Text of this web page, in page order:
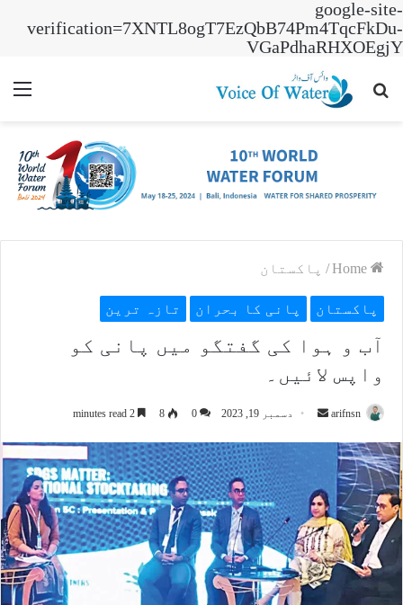
google-site-
verification=7XNTL8ogT7EzQbB74Pm4TqcFkDu-
VGaPdhaRHXOEgjY
Search
/ پاکستان
پاکستان پانی کا بحران تازہ ترین
آب و ہوا کی گفتگو میں پانی کو
واپس لائیں۔
arifnsn
a
n
e
m
a
دسمبر 19, 2023 0
8